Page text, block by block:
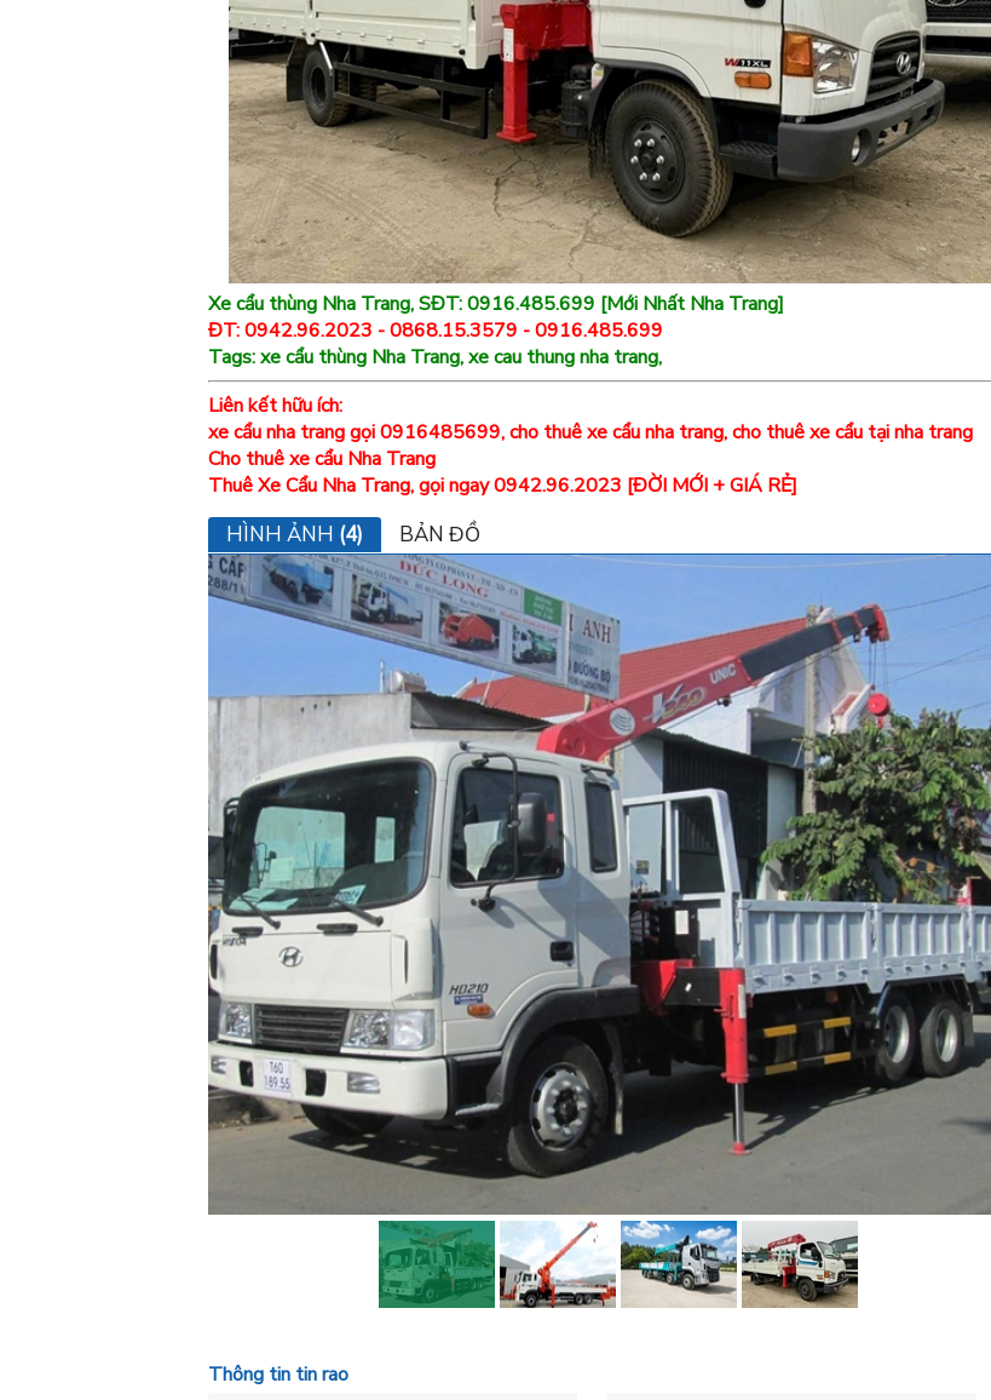
Xe cẩu thùng Nha Trang, SĐT: 0916.485.699 [Mới Nhất Nha Trang]
ĐT: 0942.96.2023 - 0868.15.3579 - 0916.485.699
Tags: xe cẩu thùng Nha Trang, xe cau thung nha trang,
Liên kết hữu ích:
xe cẩu nha trang gọi 0916485699, cho thuê xe cẩu nha trang, cho thuê xe cẩu tại nha trang
Cho thuê xe cẩu Nha Trang
Thuê Xe Cẩu Nha Trang, gọi ngay 0942.96.2023 [ĐỜI MỚI + GIÁ RẺ]
HÌNH ẢNH (4) BẢN ĐỒ
Thông tin tin rao